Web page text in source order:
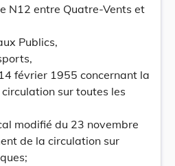
N12 entre Quatre-Vents et
Publics,
février 1955 concernant la
sur toutes les
modifié du 23 novembre
de la circulation sur